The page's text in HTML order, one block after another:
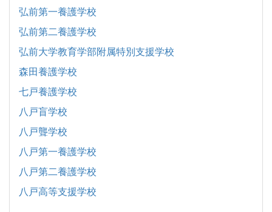
弘前第一養護学校
弘前第二養護学校
弘前大学教育学部附属特別支援学校
森田養護学校
七戸養護学校
八戸盲学校
八戸聾学校
八戸第一養護学校
八戸第二養護学校
八戸高等支援学校